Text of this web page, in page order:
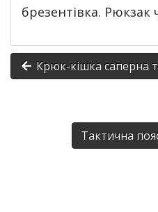
брезентівка.
Крюк-кішка саперна
Тактична